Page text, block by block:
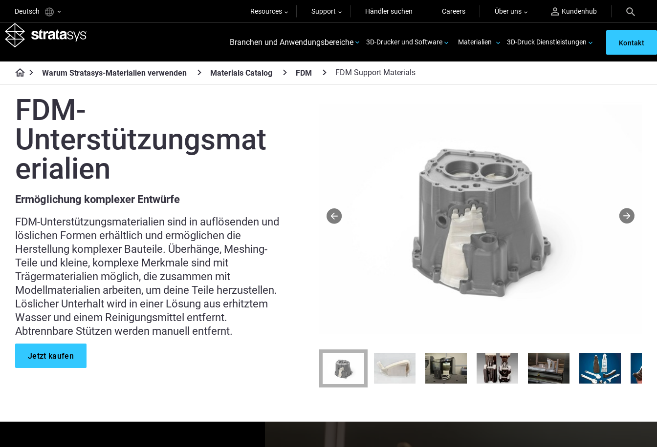
Deutsch Resources Support Händler suchen Careers Über uns Kundenhub
Branchen und Anwendungsbereiche 3D-Drucker und Software Materialien 3D-Druck Dienstleistungen Kontakt
Warum Stratasys-Materialien verwenden Materials Catalog FDM FDM Support Materials
FDM-
Unterstützungsmat
erialien
Ermöglichung komplexer Entwürfe
FDM-Unterstützungsmaterialien sind in auflösenden und
löslichen Formen erhältlich und ermöglichen die
Herstellung komplexer Bauteile. Überhänge, Meshing-
Teile und kleine, komplexe Merkmale sind mit
Trägermaterialien möglich, die zusammen mit
Modellmaterialien arbeiten, um deine Teile herzustellen.
Löslicher Unterhalt wird in einer Lösung aus erhitztem
Wasser und einem Reinigungsmittel entfernt.
Abtrennbare Stützen werden manuell entfernt.
Jetzt kaufen